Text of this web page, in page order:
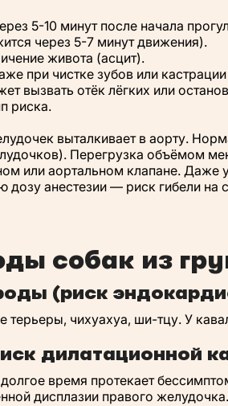
5-10 минут после начала
через 5-7 минут движения).
живота (асцит).
при чистке зубов или
вызвать отёк лёгких или
риска.
выталкивает в аорту.
Перегрузка объёмом
или аортальном клапане. Даже
анестезии — риск гибели на
собак из
(риск
чихуахуа, ши-тцу. У
дилатационной
время протекает
дисплазии правого желудочка.